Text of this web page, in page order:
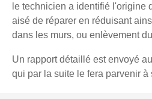
le technicien a identifié l'origine
aisé de réparer en réduisant
dans les murs, ou enlèvement
Un rapport détaillé est envoyé
qui par la suite le fera parvenir à